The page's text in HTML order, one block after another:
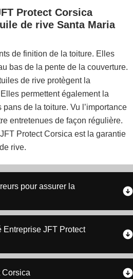
Protect Corsica
de rive Santa Maria
de finition de la toiture. Elles
bas de la pente de la couverture.
de rive protègent la
permettent également la
de la toiture. Vu l’importance
entretenues de façon régulière.
Protect Corsica est la garantie
rive.
pour assurer la
Entreprise JFT Protect
Corsica